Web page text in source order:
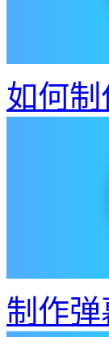
如何制
制作